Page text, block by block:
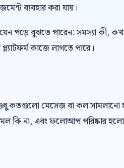
ব্যবহার করা যায়।
পড়ে বুঝতে পারেন: সমস্যা কী,
কাজে লাগতে পারে।
কতগুলো মেসেজ বা কল সামলানো
কি না, এবং ফলোআপ পরিষ্কার